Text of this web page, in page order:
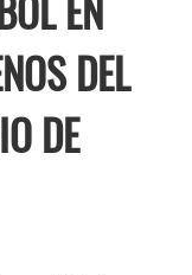
EN
DEL
DE